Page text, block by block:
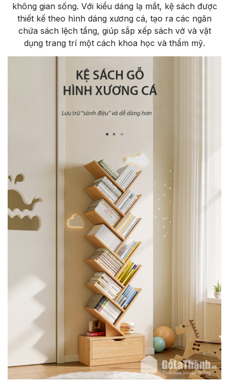
không gian sống. Với kiểu dáng lạ mắt, kệ sách được
thiết kế theo hình dáng xương cá, tạo ra các ngăn
chứa sách lệch tầng, giúp sắp xếp sách vở và vật
dụng trang trí một cách khoa học và thẩm mỹ.